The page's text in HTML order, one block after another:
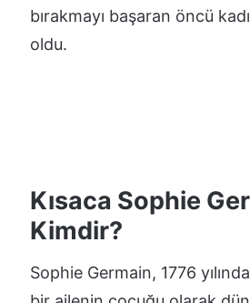
bırakmayı başaran öncü
oldu.
Kısaca Sophie
Kimdir?
Sophie Germain, 1776 yılında